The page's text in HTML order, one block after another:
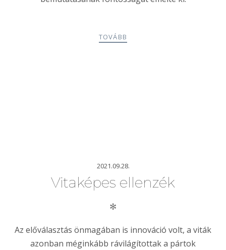
TOVÁBB
2021.09.28.
Vitaképes ellenzék
✻
Az előválasztás önmagában is innováció volt, a viták
azonban méginkább rávilágítottak a pártok